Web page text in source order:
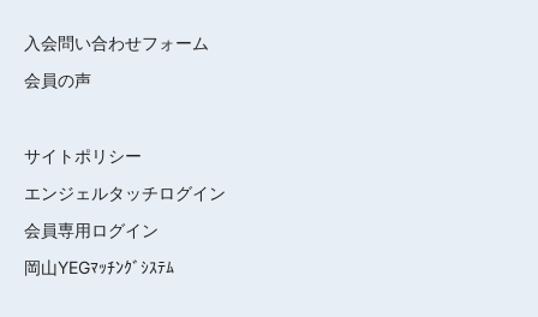
入会問い合わせフォーム
会員の声
サイトポリシー
エンジェルタッチログイン
会員専用ログイン
岡山YEGﾏｯﾁﾝｸﾞｼｽﾃﾑ